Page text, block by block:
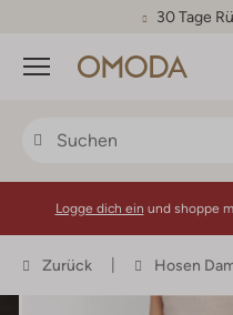
30 Tage
Menü
Logge dich ein und shoppe
Zurück Hosen